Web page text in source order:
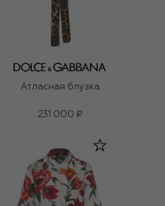
Атласная блузка
231 000 ₽